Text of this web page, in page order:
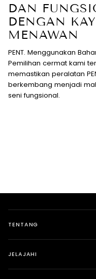
DAN
DENGAN
MENAWAN
PENT. Menggunakan
Pemilihan cermat kami
memastikan peralatan
berkembang menjadi
seni fungsional.
TENTANG
JELAJAHI